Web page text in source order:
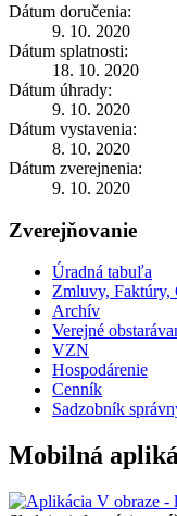
Dátum doručenia:
9. 10. 2020
Dátum splatnosti:
18. 10. 2020
Dátum úhrady:
9. 10. 2020
Dátum vystavenia:
8. 10. 2020
Dátum zverejnenia:
9. 10. 2020
Zverejňovanie
Úradná tabuľa
Zmluvy, Faktúry,
Archív
Verejné
VZN
Hospodárenie
Cenník
Sadzobník
Mobilná